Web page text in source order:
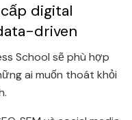
digital
driven
School sẽ phù hợp
ai muốn thoát khỏi